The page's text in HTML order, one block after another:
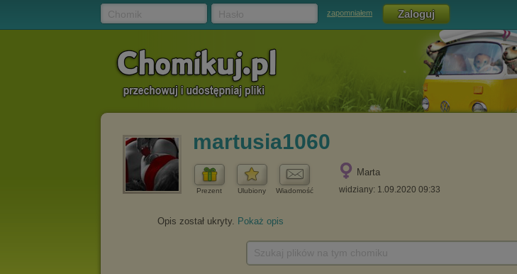
zapomniałem
martusia1060
Prezent Ulubiony Wiadomość
Marta
widziany: 1.09.2020 09:33
Opis został ukryty. Pokaż opis